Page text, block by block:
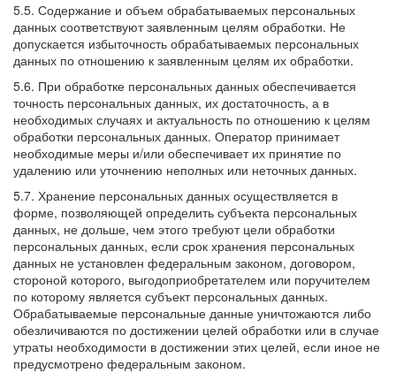
5.5. Содержание и объем обрабатываемых персональных
данных соответствуют заявленным целям обработки. Не
допускается избыточность обрабатываемых персональных
данных по отношению к заявленным целям их обработки.
5.6. При обработке персональных данных обеспечивается
точность персональных данных, их достаточность, а в
необходимых случаях и актуальность по отношению к целям
обработки персональных данных. Оператор принимает
необходимые меры и/или обеспечивает их принятие по
удалению или уточнению неполных или неточных данных.
5.7. Хранение персональных данных осуществляется в
форме, позволяющей определить субъекта персональных
данных, не дольше, чем этого требуют цели обработки
персональных данных, если срок хранения персональных
данных не установлен федеральным законом, договором,
стороной которого, выгодоприобретателем или поручителем
по которому является субъект персональных данных.
Обрабатываемые персональные данные уничтожаются либо
обезличиваются по достижении целей обработки или в случае
утраты необходимости в достижении этих целей, если иное не
предусмотрено федеральным законом.